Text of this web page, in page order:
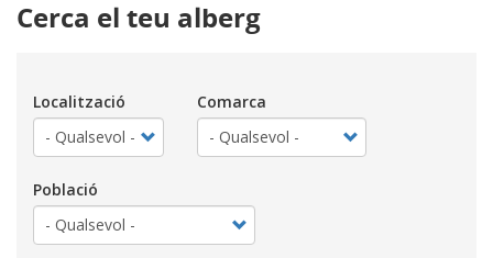
Cerca el teu alberg
Localització Comarca
Població